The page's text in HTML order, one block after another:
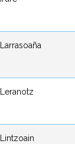
Larrasoaña
Leranotz
Lintzoain
Larrasoaña
Leranotz
Lintzoain